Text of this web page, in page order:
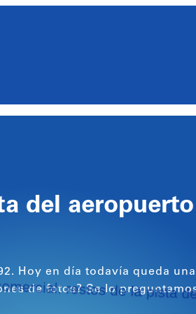
del
Hoy en día todavía queda
de fotos? Se lo
restos de la pista